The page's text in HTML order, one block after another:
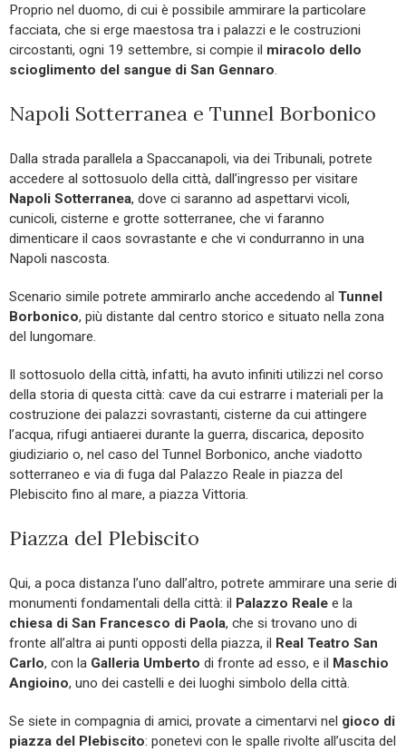
Proprio nel duomo, di cui è possibile ammirare la particolare
facciata, che si erge maestosa tra i palazzi e le costruzioni
circostanti, ogni 19 settembre, si compie il miracolo dello
scioglimento del sangue di San Gennaro.
Napoli Sotterranea e Tunnel Borbonico
Dalla strada parallela a Spaccanapoli, via dei Tribunali, potrete
accedere al sottosuolo della città, dall’ingresso per visitare
Napoli Sotterranea, dove ci saranno ad aspettarvi vicoli,
cunicoli, cisterne e grotte sotterranee, che vi faranno
dimenticare il caos sovrastante e che vi condurranno in una
Napoli nascosta.
Scenario simile potrete ammirarlo anche accedendo al Tunnel
Borbonico, più distante dal centro storico e situato nella zona
del lungomare.
Il sottosuolo della città, infatti, ha avuto infiniti utilizzi nel corso
della storia di questa città: cave da cui estrarre i materiali per la
costruzione dei palazzi sovrastanti, cisterne da cui attingere
l’acqua, rifugi antiaerei durante la guerra, discarica, deposito
giudiziario o, nel caso del Tunnel Borbonico, anche viadotto
sotterraneo e via di fuga dal Palazzo Reale in piazza del
Plebiscito fino al mare, a piazza Vittoria.
Piazza del Plebiscito
Qui, a poca distanza l’uno dall’altro, potrete ammirare una serie di
monumenti fondamentali della città: il
Palazzo Reale e la
chiesa di San Francesco di Paola, che si trovano uno di
fronte all’altra ai punti opposti della piazza, il
Real Teatro San
Carlo, con la Galleria Umberto di fronte ad esso, e il
Maschio
Angioino, uno dei castelli e dei luoghi simbolo della città.
Se siete in compagnia di amici, provate a cimentarvi nel gioco di
piazza del Plebiscito: ponetevi con le spalle rivolte all’uscita del